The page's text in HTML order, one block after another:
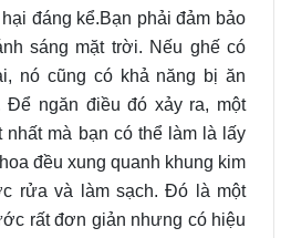
đáng kể.Bạn phải đảm bảo
sáng mặt trời. Nếu ghế có
nó cũng có khả năng bị ăn
Để ngăn điều đó xảy ra, một
nhất mà bạn có thể làm là lấy
đều xung quanh khung kim
rửa và làm sạch. Đó là một
rất đơn giản nhưng có hiệu